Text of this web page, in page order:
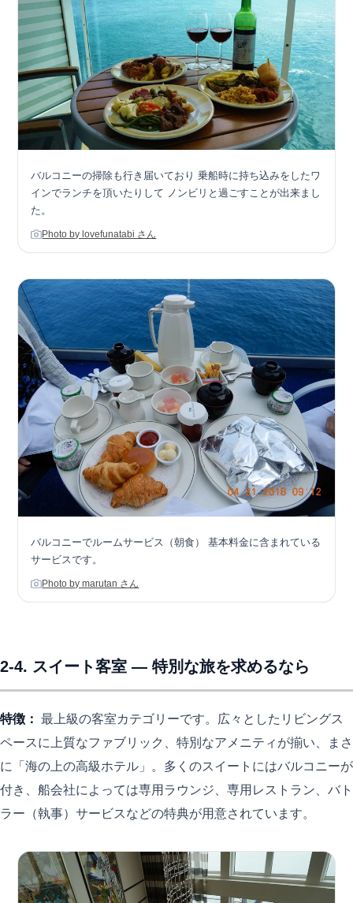
バルコニーの掃除も行き届いており 乗船時に持ち込みをしたワ
インでランチを頂いたりして ノンビリと過ごすことが出来まし
た。
Photo by lovefunatabi さん
バルコニーでルームサービス（朝食） 基本料金に含まれている
サービスです。
Photo by marutan さん
2-4. スイート客室 — 特別な旅を求めるなら
特徴： 最上級の客室カテゴリーです。広々としたリビングス
ペースに上質なファブリック、特別なアメニティが揃い、まさ
に「海の上の高級ホテル」。多くのスイートにはバルコニーが
付き、船会社によっては専用ラウンジ、専用レストラン、バト
ラー（執事）サービスなどの特典が用意されています。